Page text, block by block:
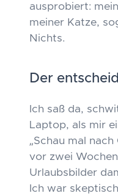
ausprobiert:
meiner Katze,
Nichts.
Der
Ich saß da,
Laptop, als mir
„Schau mal
vor zwei
Urlaubsbilder
Ich war